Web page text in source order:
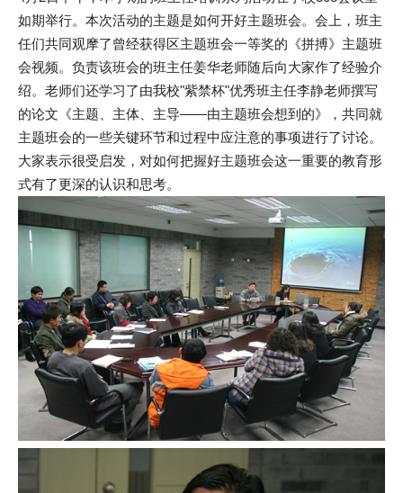
如期举行。本次活动的主题是如何开好主题班会。会上，班主
任们共同观摩了曾经获得区主题班会一等奖的《拼搏》主题班
会视频。负责该班会的班主任姜华老师随后向大家作了经验介
绍。老师们还学习了由我校"紫禁杯"优秀班主任李静老师撰写
的论文《主题、主体、主导――由主题班会想到的》，共同就
主题班会的一些关键环节和过程中应注意的事项进行了讨论。
大家表示很受启发，对如何把握好主题班会这一重要的教育形
式有了更深的认识和思考。